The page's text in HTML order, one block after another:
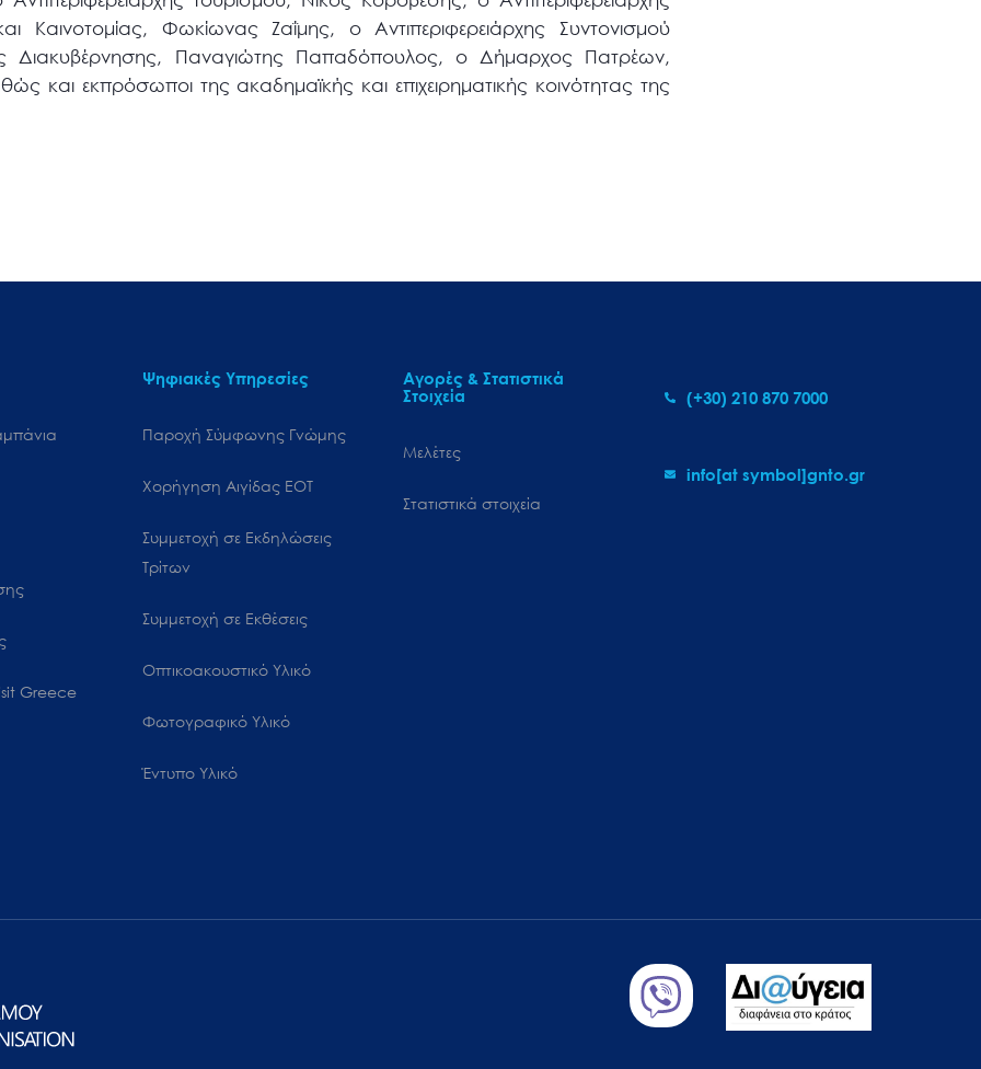
Καινοτομίας, Φωκίωνας Ζαΐμης, o Αντιπεριφερειάρχης Συντονισμού
Διακυβέρνησης, Παναγιώτης Παπαδόπουλος, o Δήμαρχος Πατρέων,
και εκπρόσωποι της ακαδημαϊκής και επιχειρηματικής κοινότητας της
Greece
Ψηφιακές Υπηρεσίες
Παροχή Σύμφωνης Γνώμης
Χορήγηση Αιγίδας ΕΟΤ
Συμμετοχή σε Εκδηλώσεις
Τρίτων
Συμμετοχή σε Εκθέσεις
Οπτικοακουστικό Υλικό
Φωτογραφικό Υλικό
Έντυπο Υλικό
Αγορές & Στατιστικά
Στοιχεία
Μελέτες
Στατιστικά στοιχεία
(+30) 210 870 7000
info[at symbol]gnto.gr